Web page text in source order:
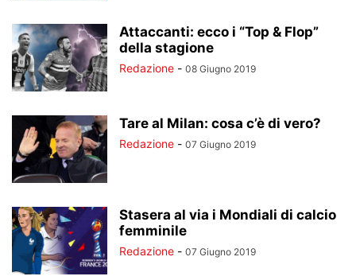
Attaccanti: ecco i “Top & Flop”
della stagione
Redazione - 08 Giugno 2019
Tare al Milan: cosa c’è di vero?
Redazione - 07 Giugno 2019
Stasera al via i Mondiali di calcio
femminile
Redazione - 07 Giugno 2019